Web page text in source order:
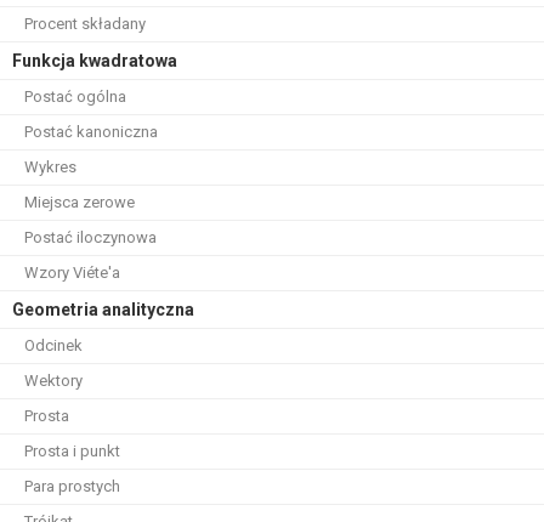
Procent składany
Funkcja kwadratowa
Postać ogólna
Postać kanoniczna
Wykres
Miejsca zerowe
Postać iloczynowa
Wzory Viéte'a
Geometria analityczna
Odcinek
Wektory
Prosta
Prosta i punkt
Para prostych